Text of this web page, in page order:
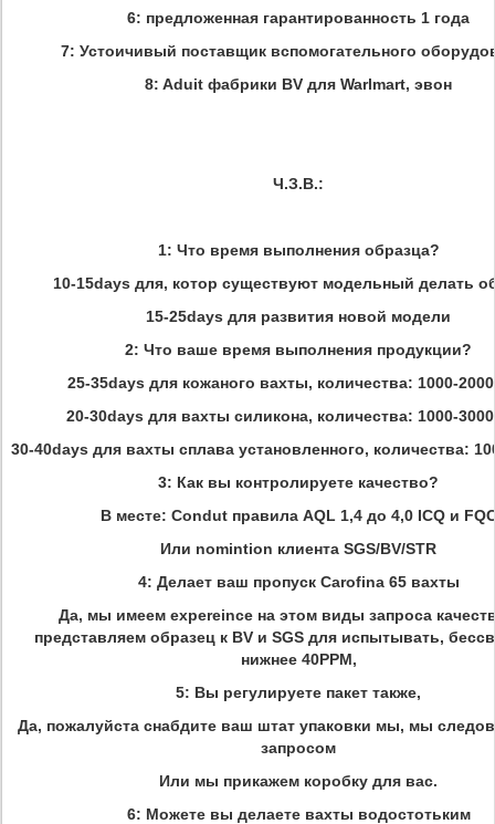
6: предложенная гарантированность 1 года
7: Устоичивый поставщик вспомогательного
8: Aduit фабрики BV для Warlmart, эвон
Ч.З.В.:
1: Что время выполнения образца?
10-15days для, котор существуют модельный делать
15-25days для развития новой модели
2: Что ваше время выполнения продукции?
25-35days для кожаного вахты, количества: 1000-
20-30days для вахты силикона, количества: 1000-
30-40days для вахты сплава установленного, количества:
3: Как вы контролируете качество?
В месте: Condut правила AQL 1,4 до 4,0 ICQ и
Или nomintion клиента SGS/BV/STR
4: Делает ваш пропуск Carofina 65 вахты
Да, мы имеем expereince на этом виды запроса
представляем образец к BV и SGS для испытывать,
нижнее 40PPM,
5: Вы регулируете пакет также,
Да, пожалуйста снабдите ваш штат упаковки мы, мы
запросом
Или мы прикажем коробку для вас.
6: Можете вы делаете вахты водостотьким